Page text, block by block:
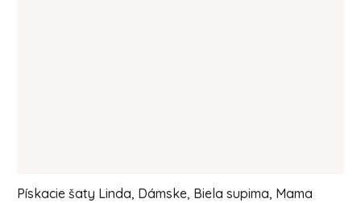
Pískacie šaty Linda, Dámske, Biela supima, Mama